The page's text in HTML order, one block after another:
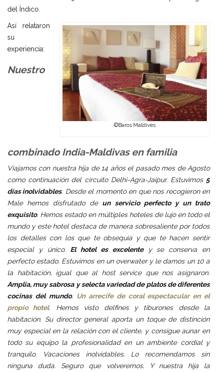
del Índico.
©Baros Maldives
Así relataron
su
experiencia:
Nuestro
combinado India-Maldivas en familia
Viajamos con nuestra hija de 14 años el pasado mes de Agosto
como continuación del circuito Delhi-Agra-Jaipur. Estuvimos 5
días inolvidables. Desde el momento en que nos recogieron en
Male hemos disfrutado de un servicio perfecto y un trato
exquisito. Hemos estado en múltiples hoteles de lujo en todo el
mundo y este hotel destaca de manera sobresaliente por todos
los detalles con los que te obsequia y que te hacen sentir
especial y único. El hotel es excelentey se conserva en
perfecto estado. Estuvimos en un overwater y le damos un 10 a
la habitación, igual que al host service que nos asignaron.
Amplia, muy sabrosa y selecta variedad de platos de diferentes
cocinas del mundo.
Un arrecife de coral espectacular en el
propio hotel. Hemos visto delfines y tiburones desde la
habitación. Su director general aporta un toque de distinción
muy especial en la relación con el cliente, y consigue aunar en
todo su equipo la profesionalidad en un ambiente cordial y
tranquilo. Vacaciones inolvidables. Lo recomendamos sin
ninguna duda. Seguro que volveremos. Y nuestra hija la